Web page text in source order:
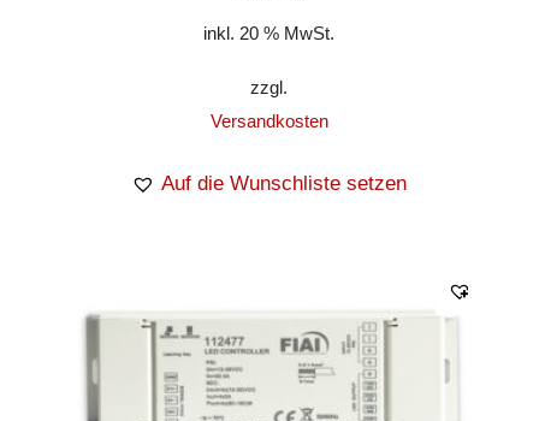
inkl. 20 % MwSt.
zzgl.
Versandkosten
Auf die Wunschliste setzen